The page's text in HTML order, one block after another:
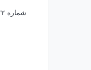
شماره ۲۲